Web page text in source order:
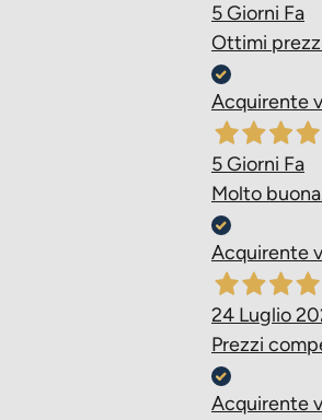
5 Giorni Fa
Ottimi
Acquirente
5 Giorni Fa
Molto
Acquirente
24 Luglio
Prezzi
Acquirente